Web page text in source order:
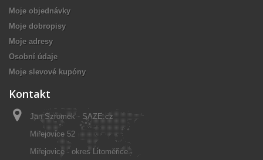
Moje objednávky
Moje dobropisy
Moje adresy
Osobní údaje
Moje slevové kupóny
Kontakt
Jan Szromek - SAZE.cz
Miřejovice 52
Miřejovice - okres Litoměřice